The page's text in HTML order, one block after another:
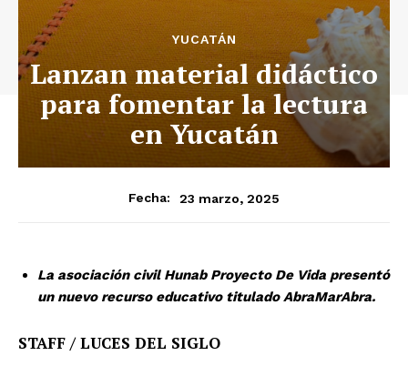
YUCATÁN
Lanzan material didáctico
para fomentar la lectura
en Yucatán
Fecha: 23 marzo, 2025
La asociación civil Hunab Proyecto De Vida presentó
un nuevo recurso educativo titulado AbraMarAbra.
STAFF / LUCES DEL SIGLO